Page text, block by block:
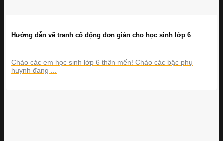
Hướng dẫn vẽ tranh cổ động đơn giản cho học sinh lớp 6
Chào các em học sinh lớp 6 thân mến! Chào các bậc phụ
huynh đang ...